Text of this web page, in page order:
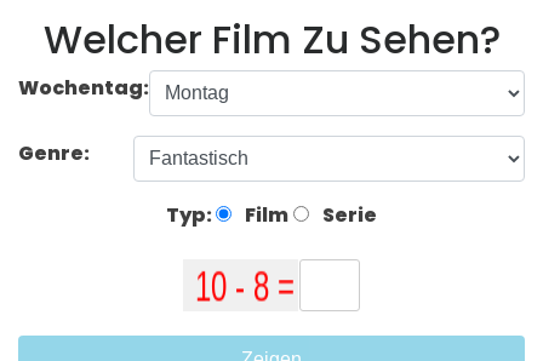
Welcher Film Zu Sehen?
Wochentag:
Genre:
Typ: Film Serie